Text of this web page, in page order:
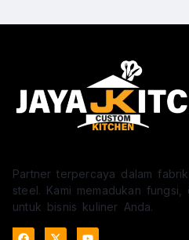
Partner terpercaya dalam
steel. Kami memadukan
untuk bisnis kuliner Anda.